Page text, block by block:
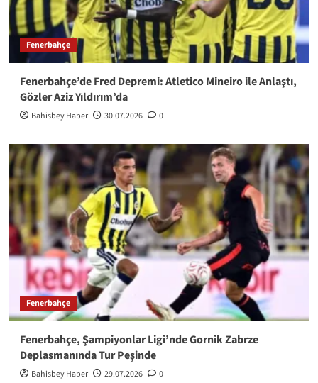
Fenerbahçe
Fenerbahçe’de Fred Depremi: Atletico Mineiro ile Anlaştı,
Gözler Aziz Yıldırım’da
Bahisbey Haber 30.07.2026 0
Fenerbahçe
Fenerbahçe, Şampiyonlar Ligi’nde Gornik Zabrze
Deplasmanında Tur Peşinde
Bahisbey Haber 29.07.2026 0